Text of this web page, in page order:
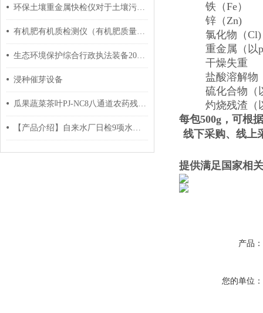
环保土壤重金属快检仪对于土壤污染问题的研究至关重要
有机肥有机质检测仪（有机肥质量检测N+P+K）简介
生态环境保护综合行政执法装备2020年版
浸种催芽设备
瓜果蔬菜茶叶PJ-NC8八通道农药残留速测仪
【产品介绍】自来水厂日检9项水质综合检测箱
铁（Fe）
锌（Zn)
氯化物（
重金属（以
干燥失重
盐酸溶解
硫化合物（以
灼烧残渣（以
每包500g，可根
线下采购、线上
提供满足国家相
产品：
您的单位：